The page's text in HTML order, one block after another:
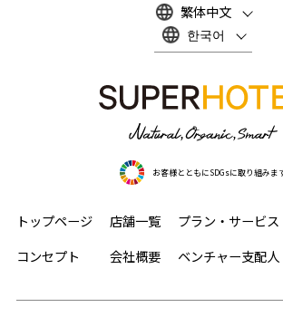
繁体中文
한국어
お客様とともにSDGsに取り組みま
トップページ 店舗一覧 プラン・サービス
コンセプト
会社概要 ベンチャー支配人